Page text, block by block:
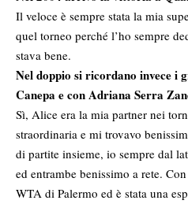
Il veloce è sempre stata la mia
quel torneo perché l’ho sempre
stava bene.
Nel doppio si ricordano invece i
Canepa e con Adriana Serra
Sì, Alice era la mia partner nei
straordinaria e mi trovavo
di partite insieme, io sempre dal
ed entrambe benissimo a rete.
WTA di Palermo ed è stata una